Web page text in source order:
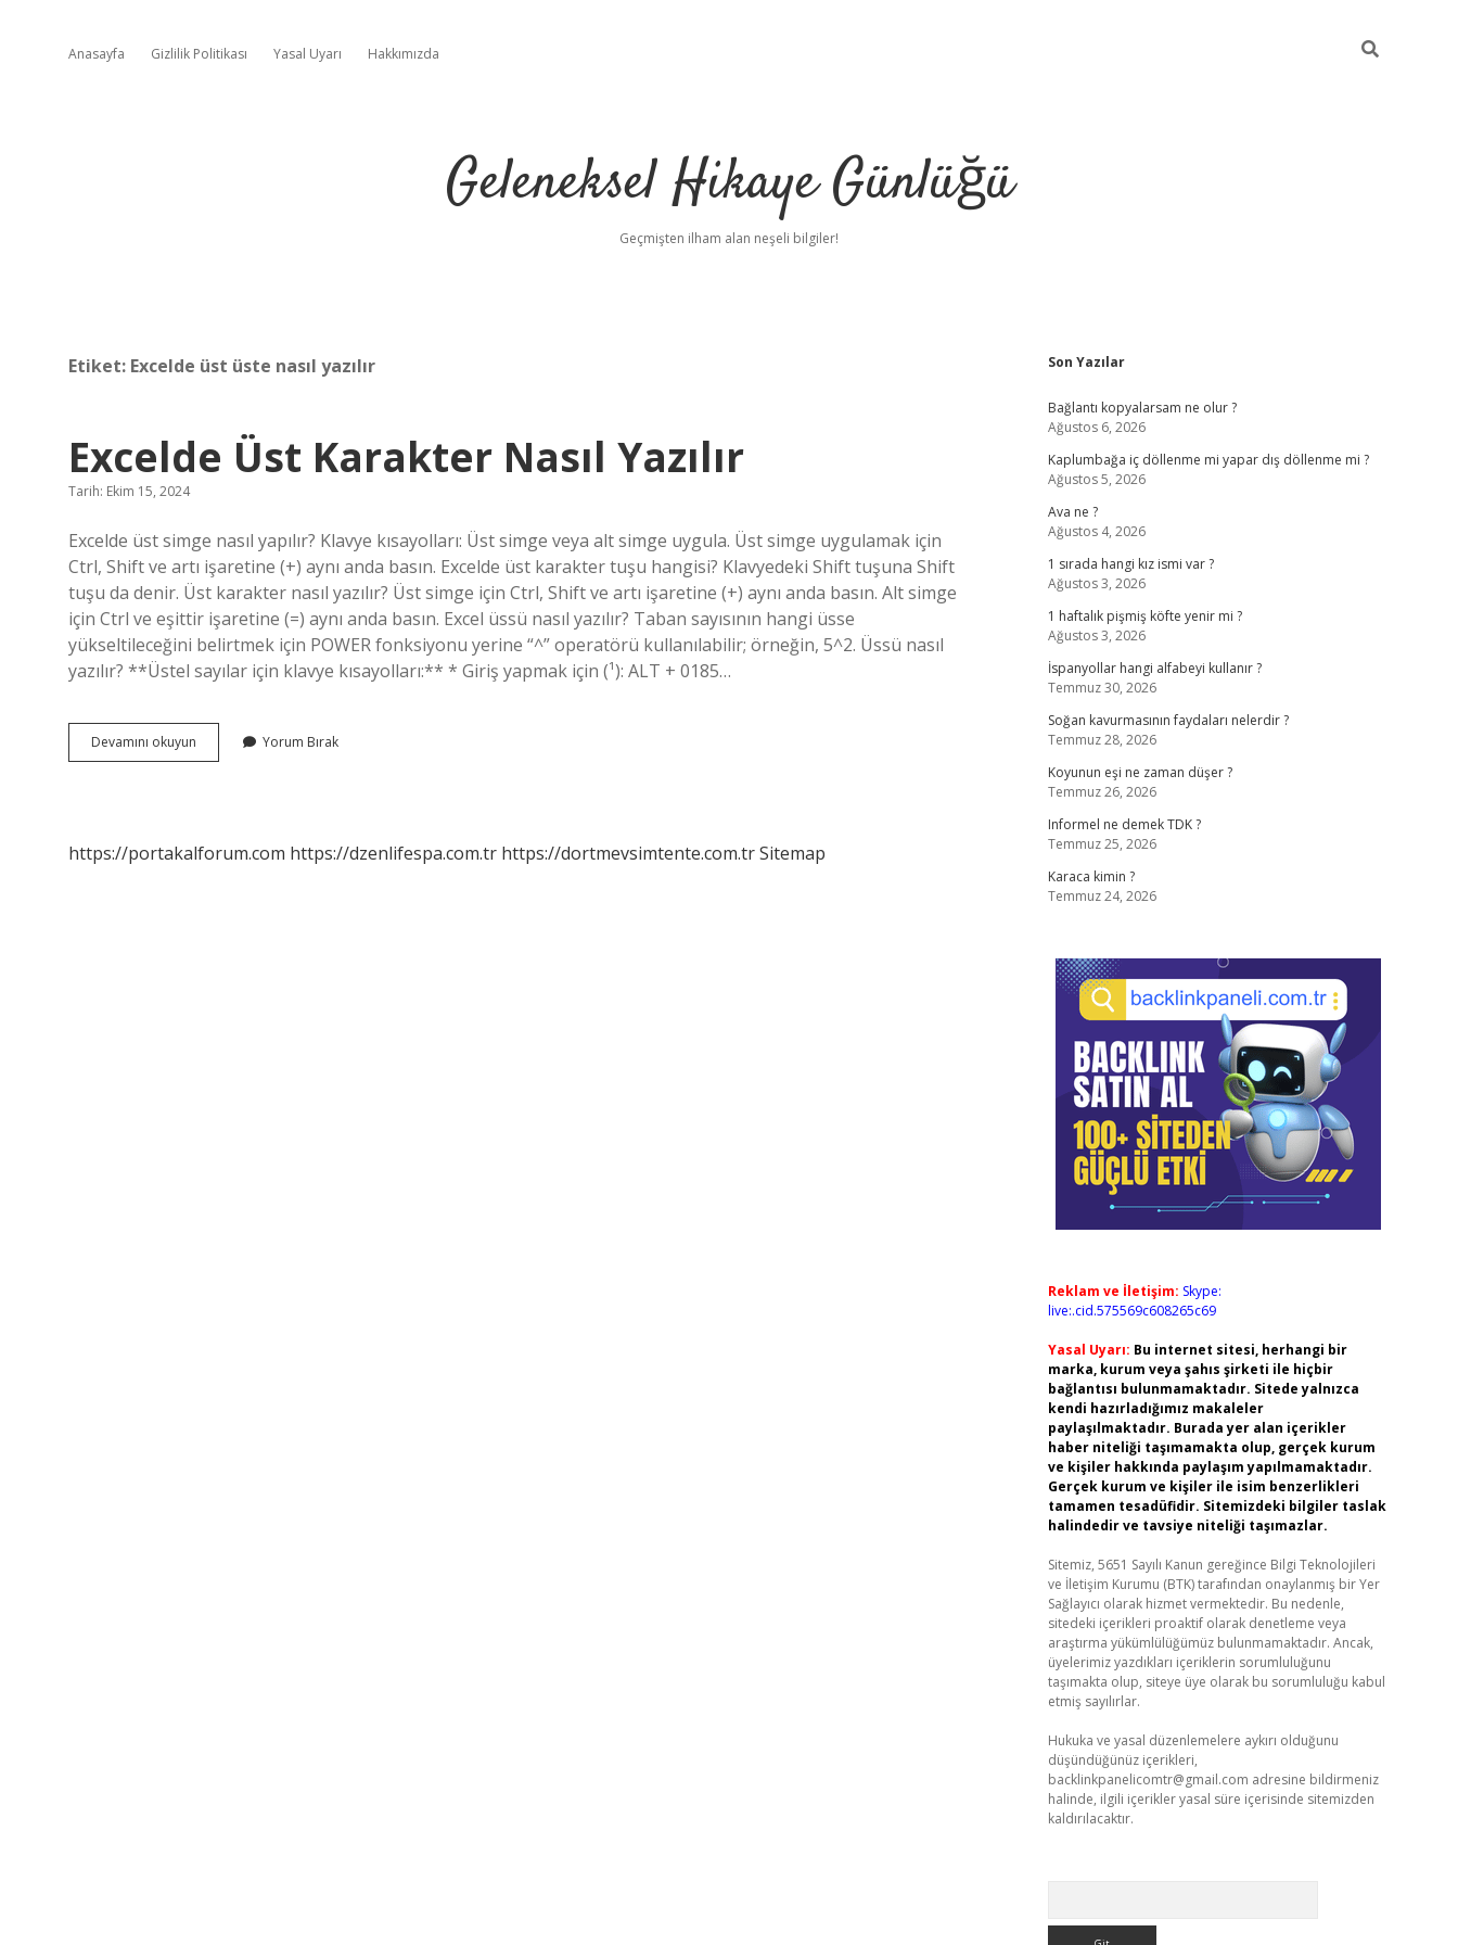
Anasayfa Gizlilik Politikası Yasal Uyarı Hakkımızda
Geleneksel Hikaye Günlüğü
Geçmişten ilham alan neşeli bilgiler!
Etiket: Excelde üst üste nasıl yazılır
Excelde Üst Karakter Nasıl Yazılır
Tarih: Ekim 15, 2024
Excelde üst simge nasıl yapılır? Klavye kısayolları: Üst simge veya alt simge uygula. Üst simge uygulamak için
Ctrl, Shift ve artı işaretine (+) aynı anda basın. Excelde üst karakter tuşu hangisi? Klavyedeki Shift tuşuna Shift
tuşu da denir. Üst karakter nasıl yazılır? Üst simge için Ctrl, Shift ve artı işaretine (+) aynı anda basın. Alt simge
için Ctrl ve eşittir işaretine (=) aynı anda basın. Excel üssü nasıl yazılır? Taban sayısının hangi üsse
yükseltileceğini belirtmek için POWER fonksiyonu yerine “^” operatörü kullanılabilir; örneğin, 5^2. Üssü nasıl
yazılır? **Üstel sayılar için klavye kısayolları:** * Giriş yapmak için (¹): ALT + 0185…
Devamını okuyun
Üst
Yorum Bırak
https://portakalforum.com https://dzenlifespa.com.tr https://dortmevsimtente.com.trSitemap
Sidebar
Son Yazılar
Bağlantı kopyalarsam ne olur ?
Ağustos 6, 2026
Kaplumbağa iç döllenme mi yapar dış döllenme mi ?
Ağustos 5, 2026
Ava ne ?
Ağustos 4, 2026
1 sırada hangi kız ismi var ?
Ağustos 3, 2026
1 haftalık pişmiş köfte yenir mi ?
Ağustos 3, 2026
İspanyollar hangi alfabeyi kullanır ?
Temmuz 30, 2026
Soğan kavurmasının faydaları nelerdir ?
Temmuz 28, 2026
Koyunun eşi ne zaman düşer ?
Temmuz 26, 2026
Informel ne demek TDK ?
Temmuz 25, 2026
Karaca kimin ?
Temmuz 24, 2026
Reklam ve İletişim: Skype:
live:.cid.575569c608265c69
Yasal Uyarı: Bu internet sitesi, herhangi bir
marka, kurum veya şahıs şirketi ile hiçbir
bağlantısı bulunmamaktadır. Sitede yalnızca
kendi hazırladığımız makaleler
paylaşılmaktadır. Burada yer alan içerikler
haber niteliği taşımamakta olup, gerçek kurum
ve kişiler hakkında paylaşım yapılmamaktadır.
Gerçek kurum ve kişiler ile isim benzerlikleri
tamamen tesadüfidir. Sitemizdeki bilgiler taslak
halindedir ve tavsiye niteliği taşımazlar.
Sitemiz, 5651 Sayılı Kanun gereğince Bilgi Teknolojileri
ve İletişim Kurumu (BTK) tarafından onaylanmış bir Yer
Sağlayıcı olarak hizmet vermektedir. Bu nedenle,
sitedeki içerikleri proaktif olarak denetleme veya
araştırma yükümlülüğümüz bulunmamaktadır. Ancak,
üyelerimiz yazdıkları içeriklerin sorumluluğunu
taşımakta olup, siteye üye olarak bu sorumluluğu kabul
etmiş sayılırlar.
Hukuka ve yasal düzenlemelere aykırı olduğunu
düşündüğünüz içerikleri,
backlinkpanelicomtr@gmail.com adresine bildirmeniz
halinde, ilgili içerikler yasal süre içerisinde sitemizden
kaldırılacaktır.